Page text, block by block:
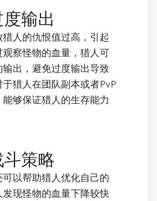
输出
人的仇恨值过高，引起
察怪物的血量，猎人可
出，避免过度输出导致
猎人在团队副本或者PvP
够保证猎人的生存能力
策略
以帮助猎人优化自己的
现怪物的血量下降较快